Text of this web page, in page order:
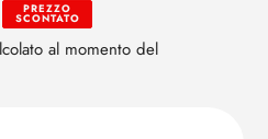
PREZZO
SCONTATO
al momento del